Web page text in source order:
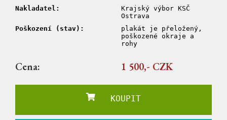
Nakladatel:
Krajský výbor KSČ
Ostrava
Poškození (stav):
plakát je přeložený,
poškozené okraje a
rohy
Cena: 1 500,- CZK
KOUPIT